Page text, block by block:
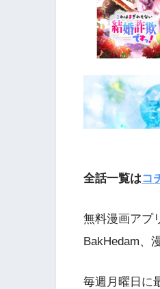
全話一覧はコ
無料漫画アプ
BakHedam、
毎週月曜日に